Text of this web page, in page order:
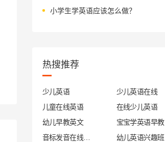
小学生学英语应该怎么做？
热搜推荐
少儿英语
少儿英语在线
儿童在线英语
在线少儿英语
幼儿早教英文
宝宝学英语早教
幼儿英语兴趣班